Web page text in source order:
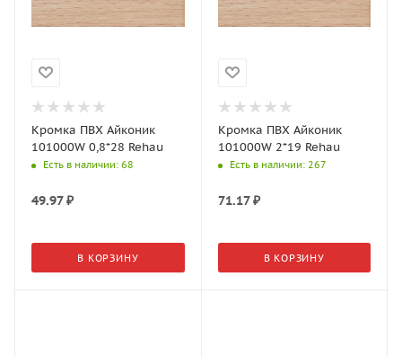
Кромка ПВХ Айконик
101000W 0,8*28 Rehau
Есть в наличии: 68
49.97₽
В КОРЗИНУ
Кромка ПВХ Айконик
101000W 2*19 Rehau
Есть в наличии: 267
71.17₽
В КОРЗИНУ